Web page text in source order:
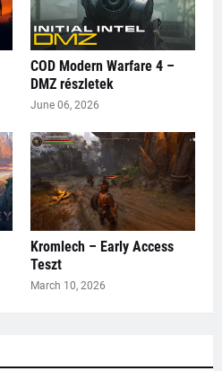
COD Modern Warfare 4 –
DMZ részletek
June 06, 2026
Kromlech – Early Access
Teszt
March 10, 2026